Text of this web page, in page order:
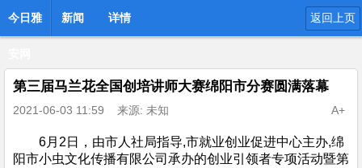
今日雅 新闻 详情 返回上页
第三届马兰花全国创培讲师大赛绵阳市分赛圆满落幕
2021-06-03 11:59 来源: 未知 A+
6月2日，由市人社局指导,市就业创业促进中心主办,绵
阳市小虫文化传播有限公司承办的创业引领者专项活动暨第